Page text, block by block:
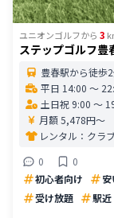
ユニオンゴルフから 3
ステップゴルフ豊
豊春駅から徒歩
平日 14:00 〜
土日祝 9:00 〜
月額 5,478円〜
レンタル： クラ
0
0
初心者向け
受け放題
駅近